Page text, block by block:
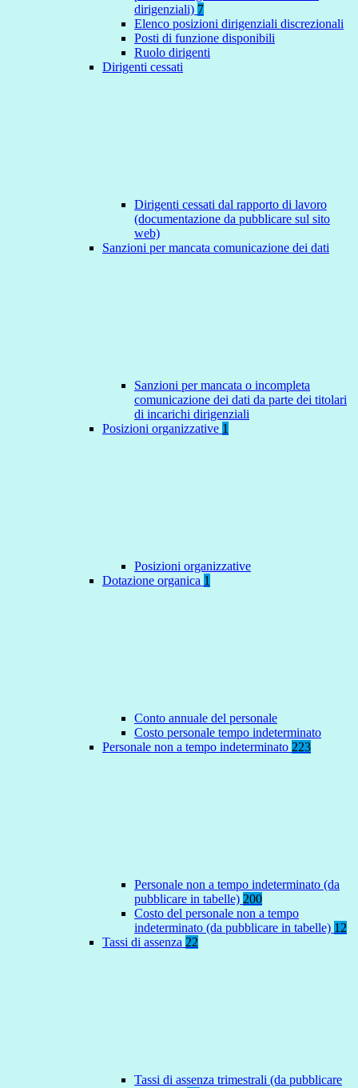
dirigenziali) 7
Elenco posizioni dirigenziali discrezionali
Posti di funzione disponibili
Ruolo dirigenti
Dirigenti cessati
Dirigenti cessati dal rapporto di lavoro
(documentazione da pubblicare sul sito
web)
Sanzioni per mancata comunicazione dei dati
Sanzioni per mancata o incompleta
comunicazione dei dati da parte dei titolari
di incarichi dirigenziali
Posizioni organizzative 1
Posizioni organizzative
Dotazione organica 1
Conto annuale del personale
Costo personale tempo indeterminato
Personale non a tempo indeterminato 223
Personale non a tempo indeterminato (da
pubblicare in tabelle) 200
Costo del personale non a tempo
indeterminato (da pubblicare in tabelle) 12
Tassi di assenza 22
Tassi di assenza trimestrali (da pubblicare